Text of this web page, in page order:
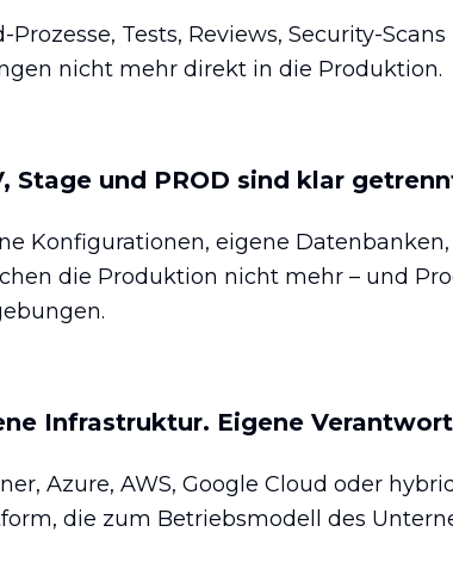
Prozesse, Tests, Reviews, Security-
nicht mehr direkt in die Produktion.
Stage und PROD sind klar
Konfigurationen, eigene
die Produktion nicht mehr – und
Infrastruktur. Eigene
Azure, AWS, Google Cloud oder
die zum Betriebsmodell des